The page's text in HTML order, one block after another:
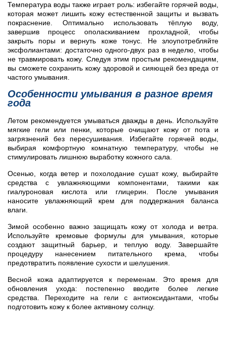
Температура воды также играет роль: избегайте горячей воды,
которая может лишить кожу естественной защиты и вызвать
покраснение. Оптимально использовать тёплую воду,
завершив процесс ополаскиванием прохладной, чтобы
закрыть поры и вернуть коже тонус. Не злоупотребляйте
эксфолиантами: достаточно одного-двух раз в неделю, чтобы
не травмировать кожу. Следуя этим простым рекомендациям,
вы сможете сохранить кожу здоровой и сияющей без вреда от
частого умывания.
Особенности умывания в разное время
года
Летом рекомендуется умываться дважды в день. Используйте
мягкие гели или пенки, которые очищают кожу от пота и
загрязнений без пересушивания. Избегайте горячей воды,
выбирая комфортную комнатную температуру, чтобы не
стимулировать лишнюю выработку кожного сала.
Осенью, когда ветер и похолодание сушат кожу, выбирайте
средства с увлажняющими компонентами, такими как
гиалуроновая кислота или глицерин. После умывания
наносите увлажняющий крем для поддержания баланса
влаги.
Зимой особенно важно защищать кожу от холода и ветра.
Используйте кремовые формулы для умывания, которые
создают защитный барьер, и теплую воду. Завершайте
процедуру нанесением питательного крема, чтобы
предотвратить появление сухости и шелушения.
Весной кожа адаптируется к переменам. Это время для
обновления ухода: постепенно вводите более легкие
средства. Переходите на гели с антиоксидантами, чтобы
подготовить кожу к более активному солнцу.